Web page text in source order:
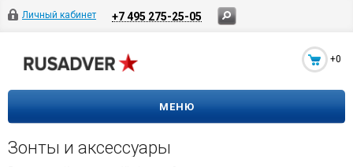
Личный кабинет +7 495 275-25-05
+0
МЕНЮ
Зонты и аксессуары